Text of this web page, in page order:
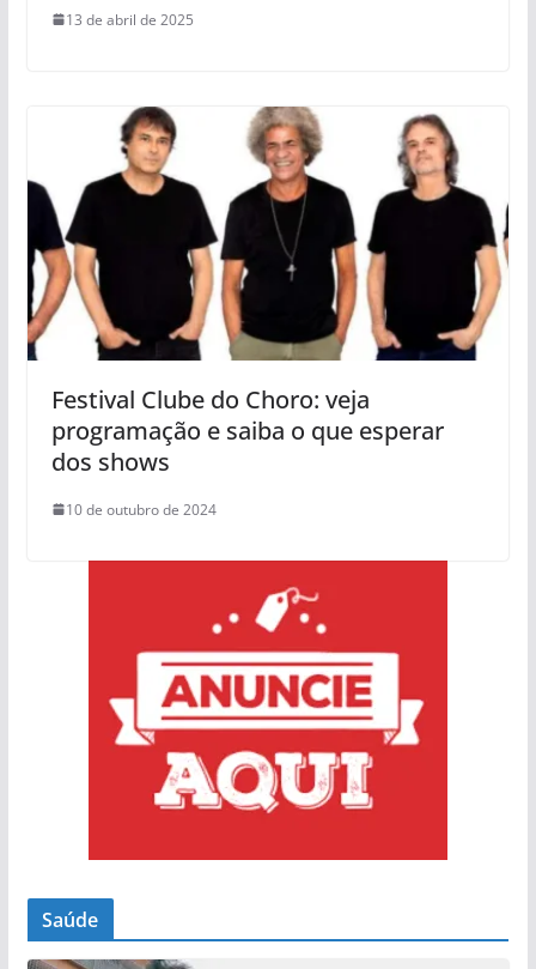
13 de abril de 2025
Festival Clube do Choro: veja
programação e saiba o que esperar
dos shows
10 de outubro de 2024
Saúde